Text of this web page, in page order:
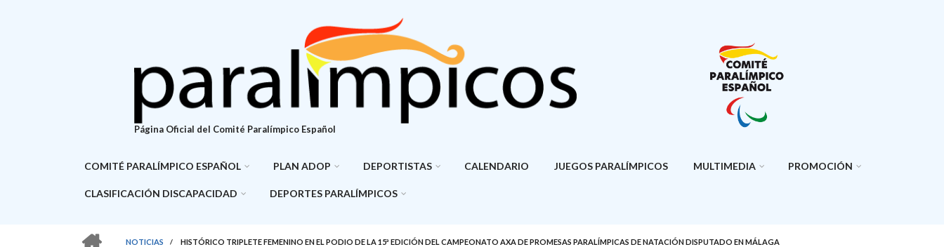
Página Oficial del Comité Paralímpico Español
COMITÉ PARALÍMPICO ESPAÑOL PLAN ADOP DEPORTISTAS CALENDARIO JUEGOS PARALÍMPICOS MULTIMEDIA PROMOCIÓN
CLASIFICACIÓN DISCAPACIDAD DEPORTES PARALÍMPICOS
NOTICIAS
/ HISTÓRICO TRIPLETE FEMENINO EN EL PODIO DE LA 15ª EDICIÓN DEL CAMPEONATO AXA DE PROMESAS PARALÍMPICAS DE NATACIÓN DISPUTADO EN MÁLAGA